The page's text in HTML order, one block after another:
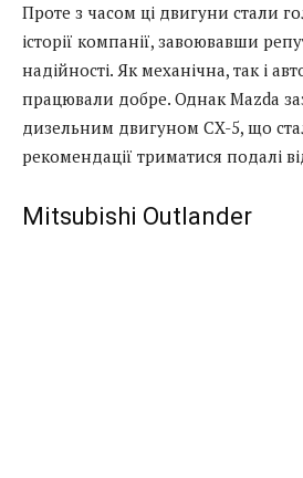
Проте з часом ці двигуни стали
історії компанії, завоювавши
надійності. Як механічна, так і
працювали добре. Однак Mazda
дизельним двигуном CX-5, що
рекомендації триматися подалі
Mitsubishi Outlander